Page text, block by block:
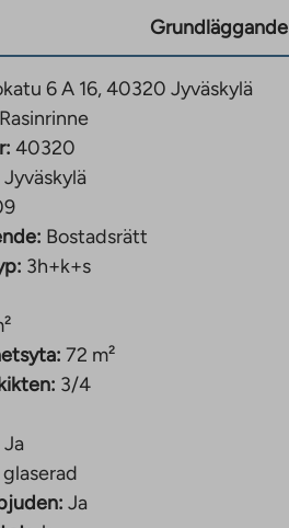
Grundläggande
6 A 16, 40320 Jyväskylä
Rasinrinne
40320
Jyväskylä
Bostadsrätt
3h+k+s
72 m²
3/4
Ja
glaserad
Ja